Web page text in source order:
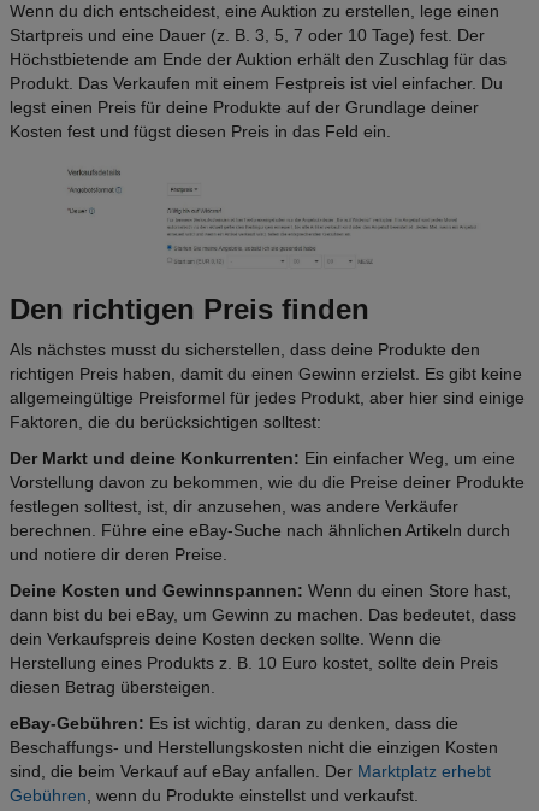
Wenn du dich entscheidest, eine Auktion zu erstellen, lege einen
Startpreis und eine Dauer (z. B. 3, 5, 7 oder 10 Tage) fest. Der
Höchstbietende am Ende der Auktion erhält den Zuschlag für das
Produkt. Das Verkaufen mit einem Festpreis ist viel einfacher. Du
legst einen Preis für deine Produkte auf der Grundlage deiner
Kosten fest und fügst diesen Preis in das Feld ein.
Den richtigen Preis finden
Als nächstes musst du sicherstellen, dass deine Produkte den
richtigen Preis haben, damit du einen Gewinn erzielst. Es gibt keine
allgemeingültige Preisformel für jedes Produkt, aber hier sind einige
Faktoren, die du berücksichtigen solltest:
Der Markt und deine Konkurrenten: Ein einfacher Weg, um eine
Vorstellung davon zu bekommen, wie du die Preise deiner Produkte
festlegen solltest, ist, dir anzusehen, was andere Verkäufer
berechnen. Führe eine eBay-Suche nach ähnlichen Artikeln durch
und notiere dir deren Preise.
Deine Kosten und Gewinnspannen: Wenn du einen Store hast,
dann bist du bei eBay, um Gewinn zu machen. Das bedeutet, dass
dein Verkaufspreis deine Kosten decken sollte. Wenn die
Herstellung eines Produkts z. B. 10 Euro kostet, sollte dein Preis
diesen Betrag übersteigen.
eBay-Gebühren: Es ist wichtig, daran zu denken, dass die
Beschaffungs- und Herstellungskosten nicht die einzigen Kosten
sind, die beim Verkauf auf eBay anfallen. Der Marktplatz erhebt
Gebühren , wenn du Produkte einstellst und verkaufst.